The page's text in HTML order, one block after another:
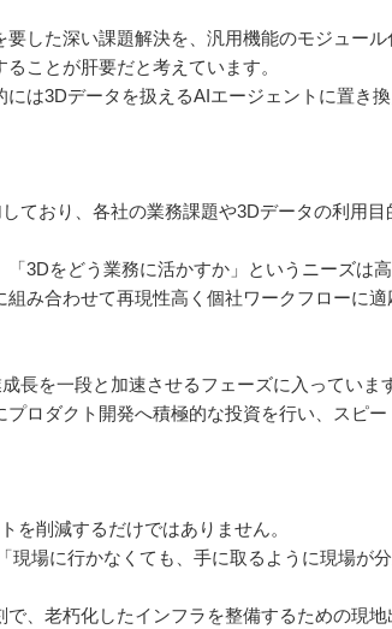
した深い課題解決を、汎用機能のモジュー
ことが肝要だと考えています。
は3Dデータを扱えるAIエージェントに置き
ており、各社の業務課題や3Dデータの利用
3Dをどう業務に活かすか」というニーズは
み合わせて再現性高く個社ワークフローに
長を一段と加速させるフェーズに入っていま
ロダクト開発へ積極的な投資を行い、スピ
を削減するだけではありません。
場に行かなくても、手に取るように現場が
、老朽化したインフラを整備するための現